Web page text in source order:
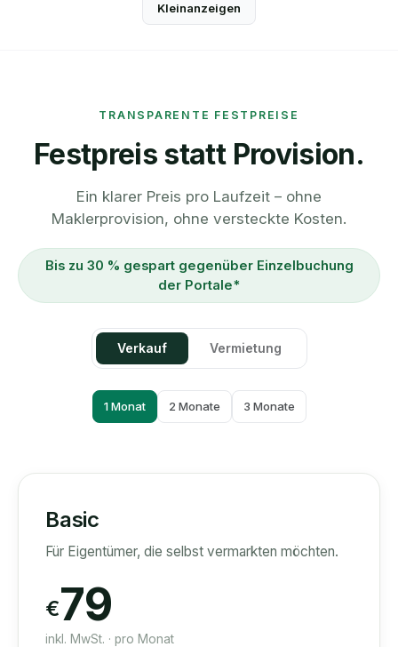
Kleinanzeigen
TRANSPARENTE FESTPREISE
Festpreis statt Provision.
Ein klarer Preis pro Laufzeit – ohne
Maklerprovision, ohne versteckte Kosten.
Bis zu 30 % gespart gegenüber Einzelbuchung
der Portale*
Verkauf Vermietung
1 Monat 2 Monate 3 Monate
Basic
Für Eigentümer, die selbst vermarkten möchten.
€79
inkl. MwSt. · pro Monat